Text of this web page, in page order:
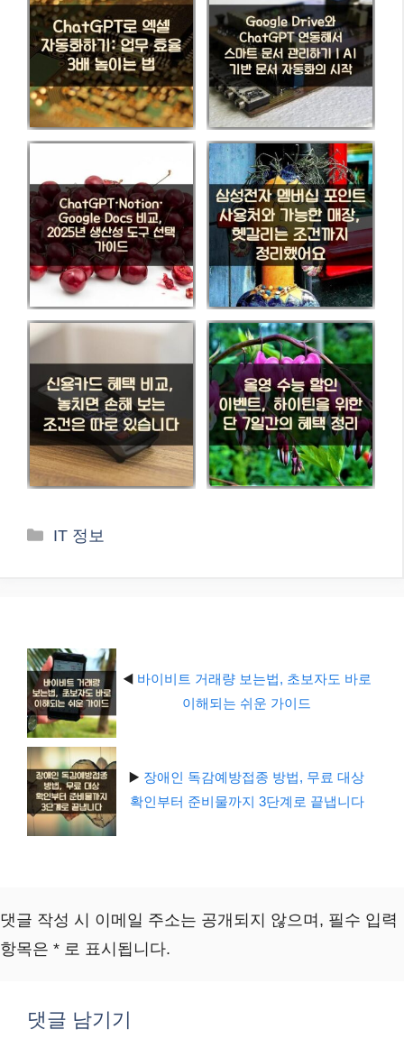
카
IT 정보
◀️ 바이비트 거래량 보는법, 초보자도 바로
이해되는 쉬운 가이드
▶️ 장애인 독감예방접종 방법, 무료 대상
확인부터 준비물까지 3단계로 끝냅니다
댓글 작성 시 이메일 주소는 공개되지 않으며, 필수 입력
항목은 * 로 표시됩니다.
댓글 남기기